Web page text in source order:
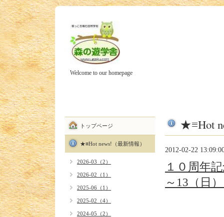
Welcome to our homepage
★≡Hot
2012-02-22
１０周年
～13（日
トップページ
★≡Hot news!（最新情報）
2026-03（2）
2026-02（1）
2025-06（1）
2025-02（4）
2024-05（2）